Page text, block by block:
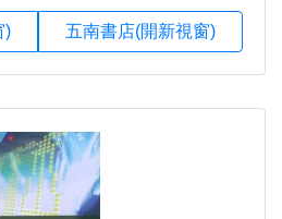
) 五南書店(開新視窗)